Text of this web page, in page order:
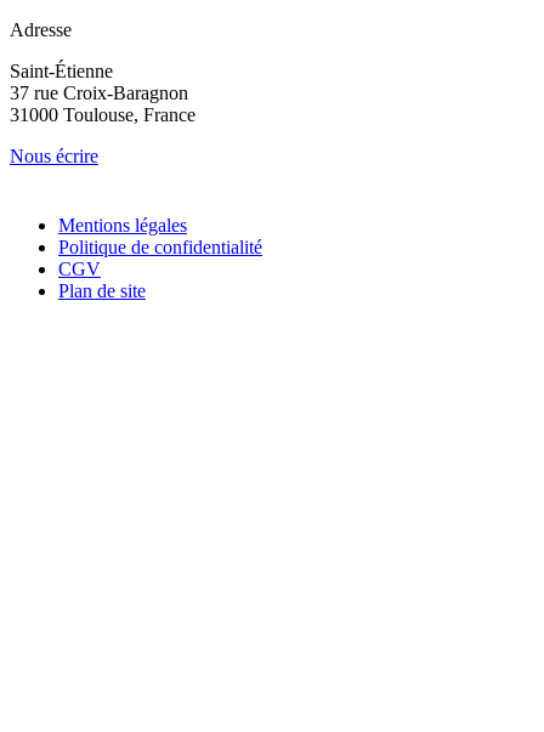
Adresse
Saint-Étienne
37 rue Croix-Baragnon
31000 Toulouse, France
Nous écrire
Mentions légales
Politique de confidentialité
CGV
Plan de site